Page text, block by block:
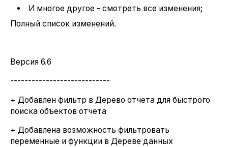
И многое другое - смотреть все изменения;
Полный список изменений.
Версия 6.6
----------------------------
+ Добавлен фильтр в Дерево отчета для быстрого
поиска объектов отчета
+ Добавлена возможность фильтровать
переменные и функции в Дереве данных